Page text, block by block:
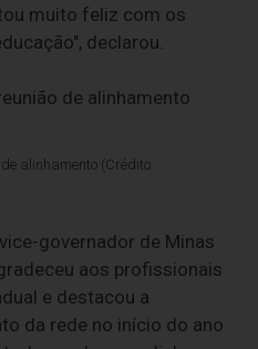
muito feliz com os
declarou.
alinhamento (Crédito:
governador de Minas
aos profissionais
e destacou a
da rede no início do ano